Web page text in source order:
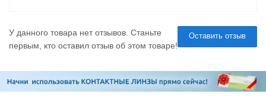
Оставить отзыв
У данного товара нет отзывов. Станьте
первым, кто оставил отзыв об этом товаре!